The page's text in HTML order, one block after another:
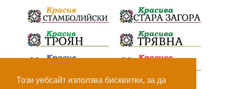
Този уебсайт използва бисквитки, за да
ВоенниТехнологии Наркотици
Демерджиев